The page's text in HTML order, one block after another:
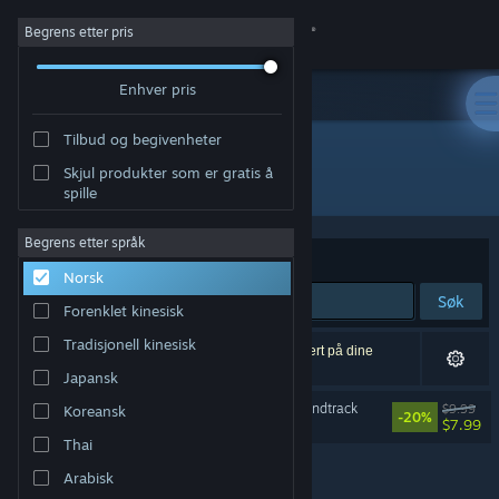
Logg inn
Om
Kundestøtte
Bytt språk
Skaff deg Steam-appen på mobil
Vis skrivebordsversjon
Begrens etter pris
Enhver pris
Tilbud og begivenheter
Skjul produkter som er gratis å
spille
Begrens etter språk
Norsk
Forenklet kinesisk
Tradisjonell kinesisk
Japansk
Koreansk
Thai
Arabisk
Utvikler: Monstars Inc.
Sorter etter Relevans
Søk
1 treff på søket. 6 produkter er blitt utelukket basert på dine
innstillinger.
Lumines Arise Original Soundtrack
-20%
$9.99
$7.99